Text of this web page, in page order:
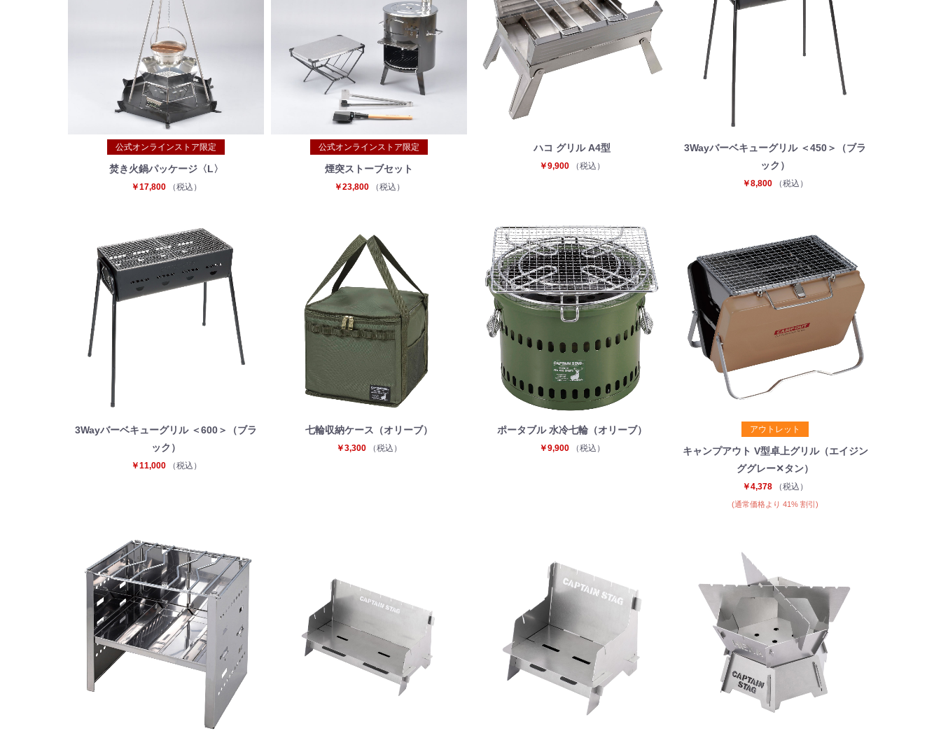
公式オンラインストア限定
焚き火鍋パッケージ〈L〉
￥17,800 （税込）
公式オンラインストア限定
煙突ストーブセット
￥23,800 （税込）
ハコ グリル A4型
￥9,900 （税込）
3Wayバーベキューグリル ＜450＞（ブラ
ック）
￥8,800 （税込）
3Wayバーベキューグリル ＜600＞（ブラ
ック）
￥11,000 （税込）
七輪収納ケース（オリーブ）
￥3,300 （税込）
ポータブル 水冷七輪（オリーブ）
￥9,900 （税込）
アウトレット
キャンプアウト V型卓上グリル（エイジン
ググレー✕タン）
￥4,378 （税込）
(通常価格より 41% 割引)